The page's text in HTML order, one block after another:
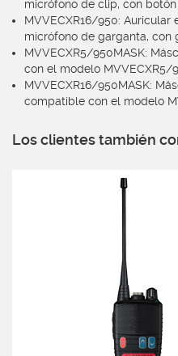
micrófono de clip, con
MVVECXR16/950:
micrófono de garganta, con
MVVECXR5/950MASK:
con el modelo MVVECXR5/
MVVECXR16/950MASK:
compatible con el modelo
Los clientes también